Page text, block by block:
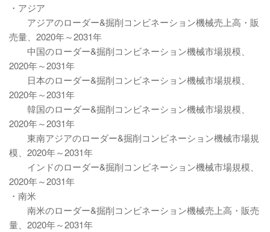
・アジア
アジアのローダー&掘削コンビネーション機械売上高・販
売量、2020年～2031年
中国のローダー&掘削コンビネーション機械市場規模、
2020年～2031年
日本のローダー&掘削コンビネーション機械市場規模、
2020年～2031年
韓国のローダー&掘削コンビネーション機械市場規模、
2020年～2031年
東南アジアのローダー&掘削コンビネーション機械市場規
模、2020年～2031年
インドのローダー&掘削コンビネーション機械市場規模、
2020年～2031年
・南米
南米のローダー&掘削コンビネーション機械売上高・販売
量、2020年～2031年